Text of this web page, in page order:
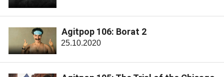
Agitpop 106: Borat 2
25.10.2020